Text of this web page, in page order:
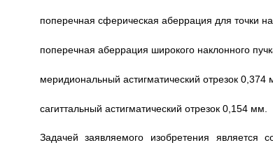
поперечная сферическая аберрация для точки
поперечная аберрация широкого наклонного
меридиональный астигматический отрезок 0,374
сагиттальный астигматический отрезок 0,154 мм.
Задачей заявляемого изобретения является